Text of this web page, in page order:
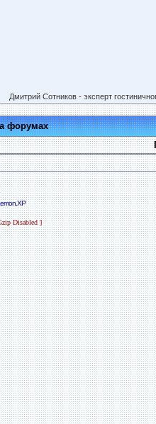
Дмитрий Сотников - эксперт
форумах
Disabled ]